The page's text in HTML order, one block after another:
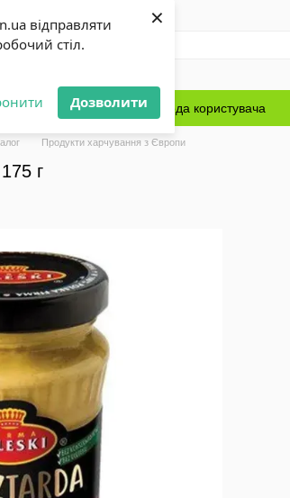
відправляти
стіл.
Дозволити
×
та повернення Блог Угода користувача
Продукти харчування з Європи
г